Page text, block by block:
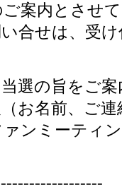
案内とさせ
合せは、受
選の旨をご
お名前、ご
ンミーティ